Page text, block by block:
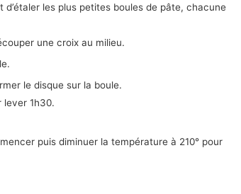
les plus petites boules de pâte, chacune
une croix au milieu.
le disque sur la boule.
lever 1h30.
puis diminuer la température à 210° pour